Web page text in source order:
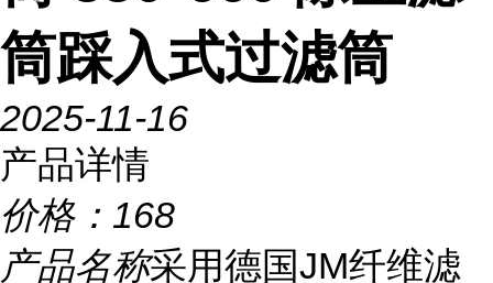
筒踩入式过滤筒
2025-11-16
产品详情
价格： 168
产品名称采用德国JM纤维滤